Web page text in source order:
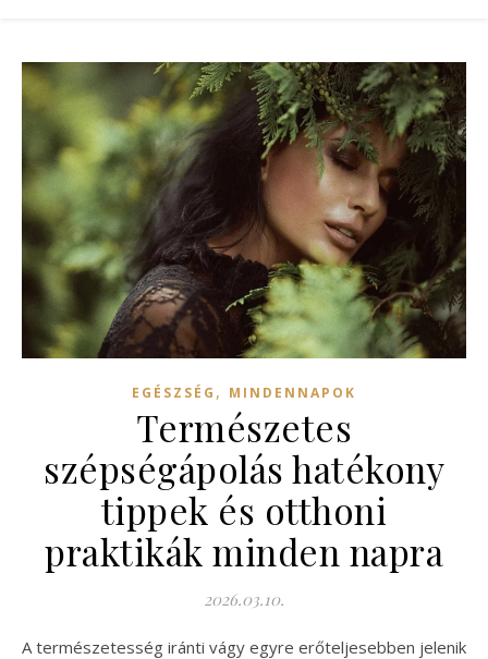
EGÉSZSÉG , MINDENNAPOK
Természetes
szépségápolás hatékony
tippek és otthoni
praktikák minden napra
2026.03.10.
A természetesség iránti vágy egyre erőteljesebben jelenik